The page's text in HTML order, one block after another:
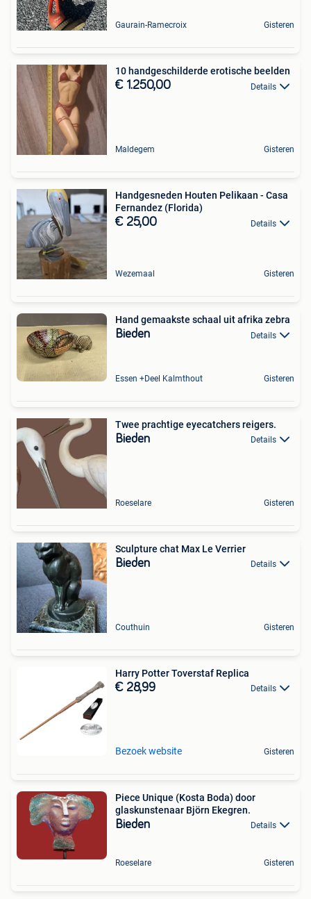
Gaurain-Ramecroix Gisteren
10 handgeschilderde erotische beelden
€ 1.250,00 Details
Maldegem Gisteren
Handgesneden Houten Pelikaan - Casa
Fernandez (Florida)
€ 25,00 Details
Wezemaal Gisteren
Hand gemaakste schaal uit afrika zebra
Bieden Details
Essen +Deel Kalmthout Gisteren
Twee prachtige eyecatchers reigers.
Bieden Details
Roeselare Gisteren
Sculpture chat Max Le Verrier
Bieden Details
Couthuin Gisteren
Harry Potter Toverstaf Replica
€ 28,99 Details
Bezoek website Gisteren
Piece Unique (Kosta Boda) door
glaskunstenaar Björn Ekegren.
Bieden Details
Roeselare Gisteren